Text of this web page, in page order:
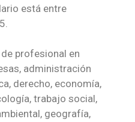
está entre
profesional en
administración
derecho, economía,
trabajo social,
geografía,